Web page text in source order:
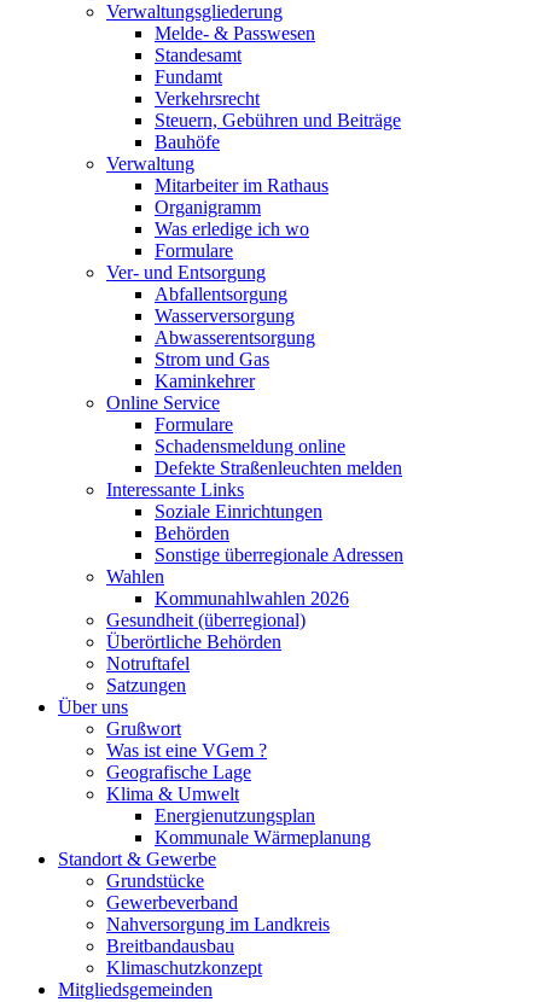
Verwaltungsgliederung
Melde- & Passwesen
Standesamt
Fundamt
Verkehrsrecht
Steuern, Gebühren und Beiträge
Bauhöfe
Verwaltung
Mitarbeiter im Rathaus
Organigramm
Was erledige ich wo
Formulare
Ver- und Entsorgung
Abfallentsorgung
Wasserversorgung
Abwasserentsorgung
Strom und Gas
Kaminkehrer
Online Service
Formulare
Schadensmeldung online
Defekte Straßenleuchten melden
Interessante Links
Soziale Einrichtungen
Behörden
Sonstige überregionale Adressen
Wahlen
Kommunahlwahlen 2026
Gesundheit (überregional)
Überörtliche Behörden
Notruftafel
Satzungen
Über uns
Grußwort
Was ist eine VGem ?
Geografische Lage
Klima & Umwelt
Energienutzungsplan
Kommunale Wärmeplanung
Standort & Gewerbe
Grundstücke
Gewerbeverband
Nahversorgung im Landkreis
Breitbandausbau
Klimaschutzkonzept
Mitgliedsgemeinden